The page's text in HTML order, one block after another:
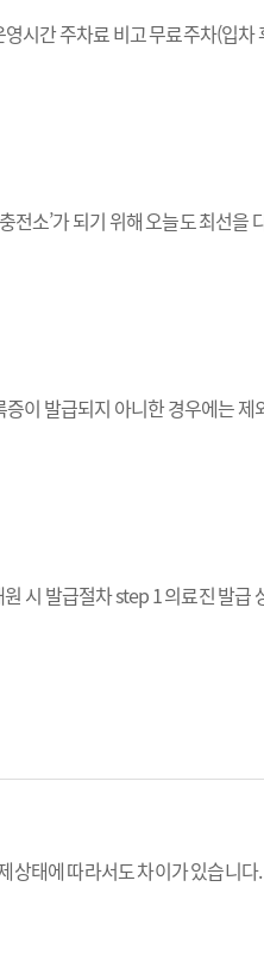
시간 주차료 비고 무료주차(입
소’가 되기 위해 오늘도 최선을
이 발급되지 아니한 경우에는
시 발급절차 step 1 의료진 발급
태에 따라서도 차이가 있습니